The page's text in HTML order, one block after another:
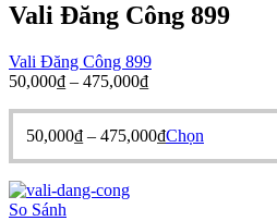
Vali Đăng Công 899
Vali Đăng Công 899
50,000₫ – 475,000₫Khoảng
từ
50,000₫
đến
50,000₫ – 475,000₫Khoảng
Chọn
So Sánh